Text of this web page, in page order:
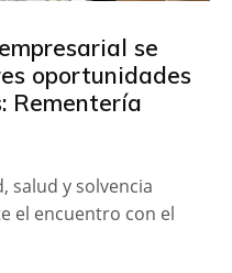
se
oportunidades
Rementería
salud y solvencia
el encuentro con el